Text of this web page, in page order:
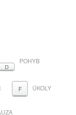
D
POHYB
F ÚKOLY